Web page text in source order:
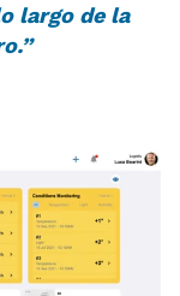
largo de la